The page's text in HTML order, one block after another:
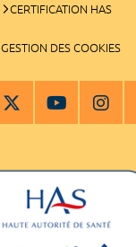
CERTIFICATION HAS
GESTION DES COOKIES